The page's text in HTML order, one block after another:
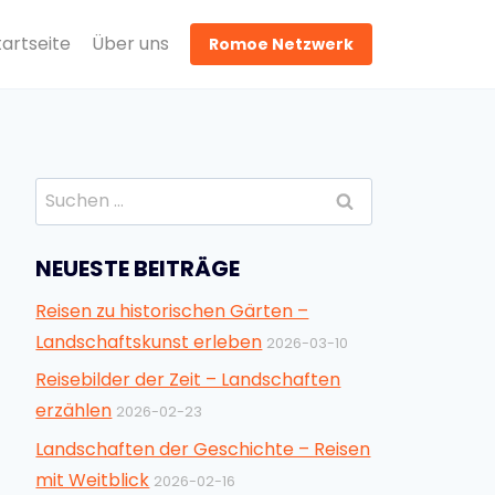
Über uns Romoe Netzwerk
Suchen
nach:
NEUESTE BEITRÄGE
Reisen zu historischen Gärten –
Landschaftskunst erleben 2026-03-10
Reisebilder der Zeit – Landschaften
erzählen 2026-02-23
Landschaften der Geschichte – Reisen
mit Weitblick 2026-02-16